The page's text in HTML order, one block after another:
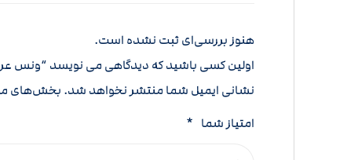
هنوز بررسی‌ای ثبت نشده است.
اولین کسی باشید که دیدگاهی می نویسد
نشانی ایمیل شما منتشر نخواهد شد. بخش‌های
امتیاز شما *